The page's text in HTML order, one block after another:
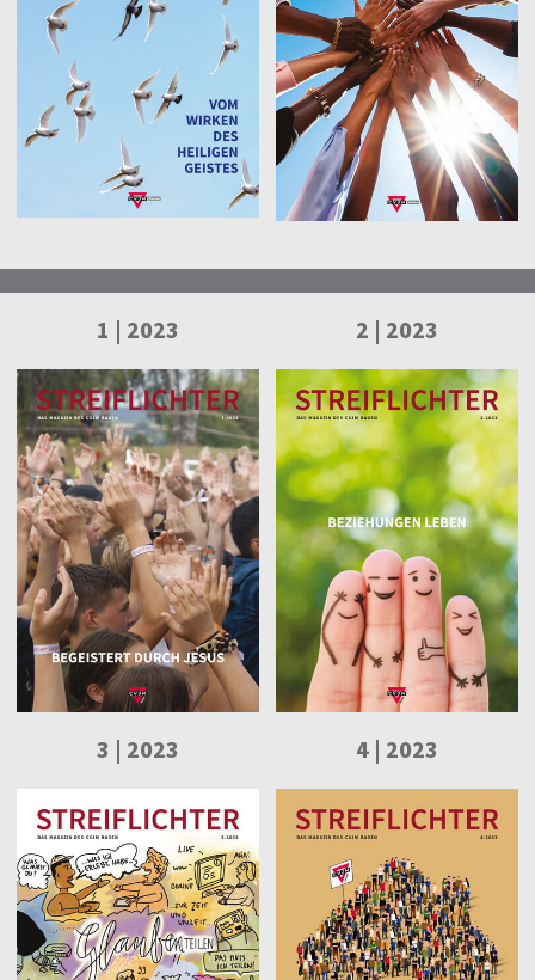
1 | 2023 2 | 2023
3 | 2023 4 | 2023